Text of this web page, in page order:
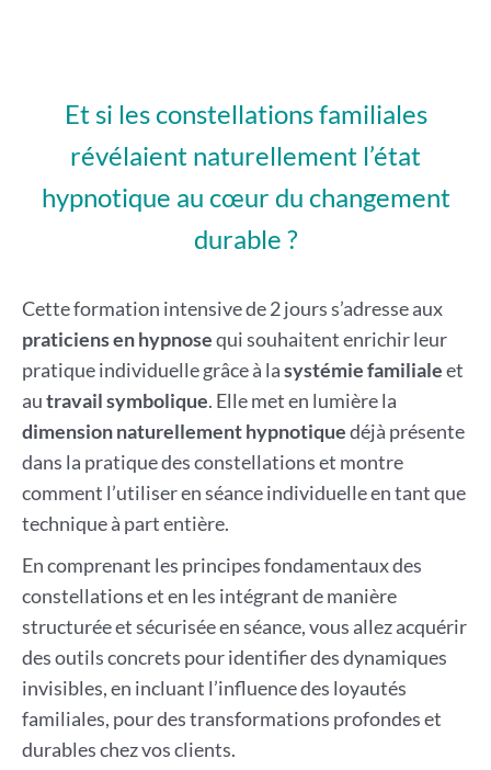
Et si les constellations familiales
révélaient naturellement l’état
hypnotique au cœur du changement
durable ?
Cette formation intensive de 2 jours s’adresse aux
praticiens en hypnosequi souhaitent enrichir leur
pratique individuelle grâce à lasystémie familialeet
autravail symbolique. Elle met en lumière la
dimension naturellement hypnotiquedéjà présente
dans la pratique des constellations et montre
comment l’utiliser en séance individuelle en tant que
technique à part entière.
En comprenant les principes fondamentaux des
constellations et en les intégrant de manière
structurée et sécurisée en séance, vous allez acquérir
des outils concrets pour identifier des dynamiques
invisibles, en incluant l’influence des loyautés
familiales, pour des transformations profondes et
durables chez vos clients.